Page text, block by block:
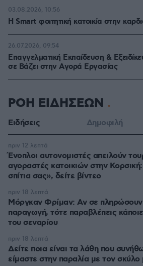
Η Smart φοιτητική κατοικία στην
03.08.2026, 10:56
Επαγγελματική Εκπαίδευση &
σε Bάζει στην Aγορά Eργασίας
26.07.2026, 09:54
ΡΟΗ ΕΙΔΗΣΕΩΝ
Ειδήσεις Δημοφιλή
Ένοπλοι αυτονομιστές απειλούν
αγοραστές κατοικιών στην
σπίτια σας», δείτε βίντεο
πριν 12 λεπτά
Μόργκαν Φρίμαν: Αν σε πληρώσουν
παραγωγή, τότε παραβλέπεις
του σεναρίου
πριν 18 λεπτά
Δείτε ποια είναι τα λάθη που
είμαστε στην παραλία με τον σκύλο
πριν 18 λεπτά